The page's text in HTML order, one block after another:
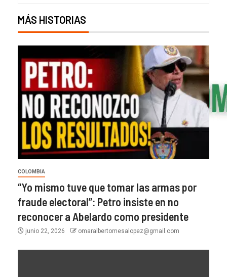
MÁS HISTORIAS
COLOMBIA
“Yo mismo tuve que tomar las armas por
fraude electoral”: Petro insiste en no
reconocer a Abelardo como presidente
junio 22, 2026 omaralbertomesalopez@gmail.com